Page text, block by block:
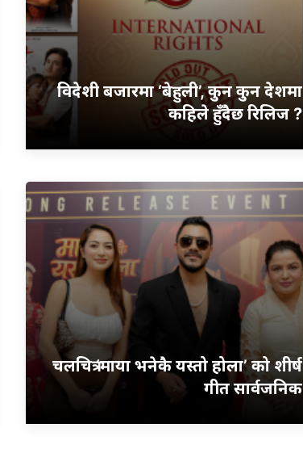
विदेशी बजारमा ‘बेहुली’, कुन कुन देशमा
कहिले हुँदैछ रिलिज ?
चलचित्र ‘माया भनेकै यस्तो होला’ को शीर्ष
गीत सार्वजनिक